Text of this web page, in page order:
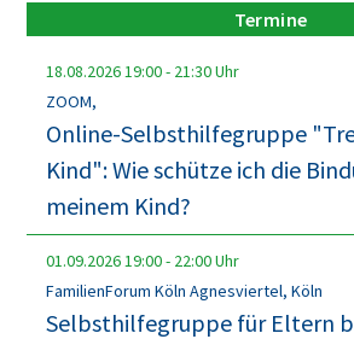
Termine
18.08.202619:00- 21:30Uhr
ZOOM,
Online-Selbsthilfegruppe
Kind": Wie schütze ich die
meinem Kind?
01.09.202619:00- 22:00Uhr
FamilienForum Köln Agnesviertel, Köln
Selbsthilfegruppe für Eltern